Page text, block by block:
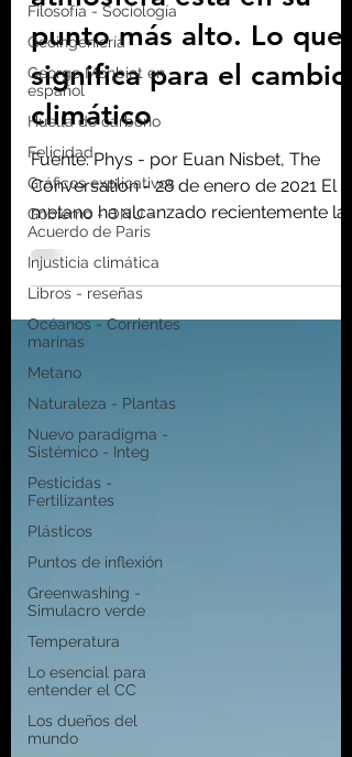
Filosofía - Sociología
Geoingeniería
George Monbiot en
español
Huella de carbono
Felicidad
Gráficos explicativos
Gobierno - ONU -
Acuerdo de Paris
Injusticia climática
Libros - reseñas
Océanos - Corrientes
marinas
Metano
Naturaleza - Plantas
Nuevo paradigma -
Sistémico - Integ
Pesticidas -
Fertilizantes
Plásticos
Puntos de inflexión
Greenwashing -
Simulacro verde
Temperatura
Lo esencial para
entender el CC
Los dueños del
mundo
El metano en la
atmósfera está en su
punto más alto. Lo que
significa para el cambio
climático
Fuente: Phys - por Euan Nisbet, The
Conversation - 28 de enero de 2021 El
metano ha alcanzado recientemente las
1.900 partes por billón...